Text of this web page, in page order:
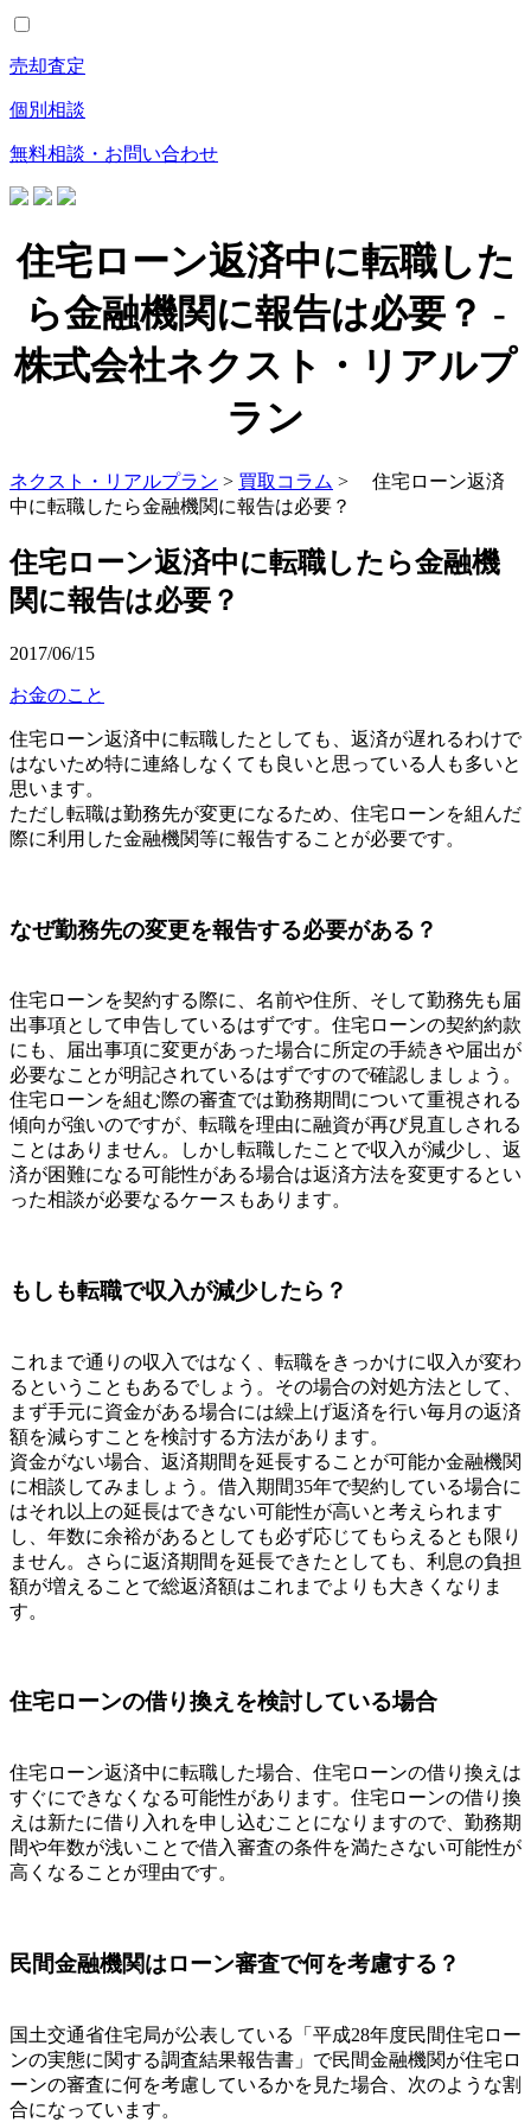
売却査定
個別相談
無料相談・お問い合わせ
住宅ローン返済中に転職した
ら金融機関に報告は必要？ -
株式会社ネクスト・リアルプ
ラン
ネクスト・リアルプラン > 買取コラム > 住宅ローン返済
中に転職したら金融機関に報告は必要？
住宅ローン返済中に転職したら金融機
関に報告は必要？
2017/06/15
お金のこと
住宅ローン返済中に転職したとしても、返済が遅れるわけで
はないため特に連絡しなくても良いと思っている人も多いと
思います。
ただし転職は勤務先が変更になるため、住宅ローンを組んだ
際に利用した金融機関等に報告することが必要です。
なぜ勤務先の変更を報告する必要がある？
住宅ローンを契約する際に、名前や住所、そして勤務先も届
出事項として申告しているはずです。住宅ローンの契約約款
にも、届出事項に変更があった場合に所定の手続きや届出が
必要なことが明記されているはずですので確認しましょう。
住宅ローンを組む際の審査では勤務期間について重視される
傾向が強いのですが、転職を理由に融資が再び見直しされる
ことはありません。しかし転職したことで収入が減少し、返
済が困難になる可能性がある場合は返済方法を変更するとい
った相談が必要なるケースもあります。
もしも転職で収入が減少したら？
これまで通りの収入ではなく、転職をきっかけに収入が変わ
るということもあるでしょう。その場合の対処方法として、
まず手元に資金がある場合には繰上げ返済を行い毎月の返済
額を減らすことを検討する方法があります。
資金がない場合、返済期間を延長することが可能か金融機関
に相談してみましょう。借入期間35年で契約している場合に
はそれ以上の延長はできない可能性が高いと考えられます
し、年数に余裕があるとしても必ず応じてもらえるとも限り
ません。さらに返済期間を延長できたとしても、利息の負担
額が増えることで総返済額はこれまでよりも大きくなりま
す。
住宅ローンの借り換えを検討している場合
住宅ローン返済中に転職した場合、住宅ローンの借り換えは
すぐにできなくなる可能性があります。住宅ローンの借り換
えは新たに借り入れを申し込むことになりますので、勤務期
間や年数が浅いことで借入審査の条件を満たさない可能性が
高くなることが理由です。
民間金融機関はローン審査で何を考慮する？
国土交通省住宅局が公表している「平成28年度民間住宅ロー
ンの実態に関する調査結果報告書」で民間金融機関が住宅ロ
ーンの審査に何を考慮しているかを見た場合、次のような割
合になっています。